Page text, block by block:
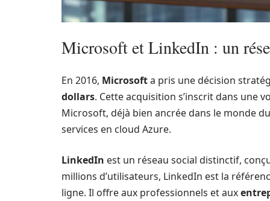
Microsoft et LinkedIn : un
En 2016, Microsofta pris une décision
dollars. Cette acquisition s’inscrit dans une
Microsoft, déjà bien ancrée dans le monde
services en cloud Azure.
LinkedIn est un réseau social distinctif,
millions d’utilisateurs, LinkedIn est la
ligne. Il offre aux professionnels et aux